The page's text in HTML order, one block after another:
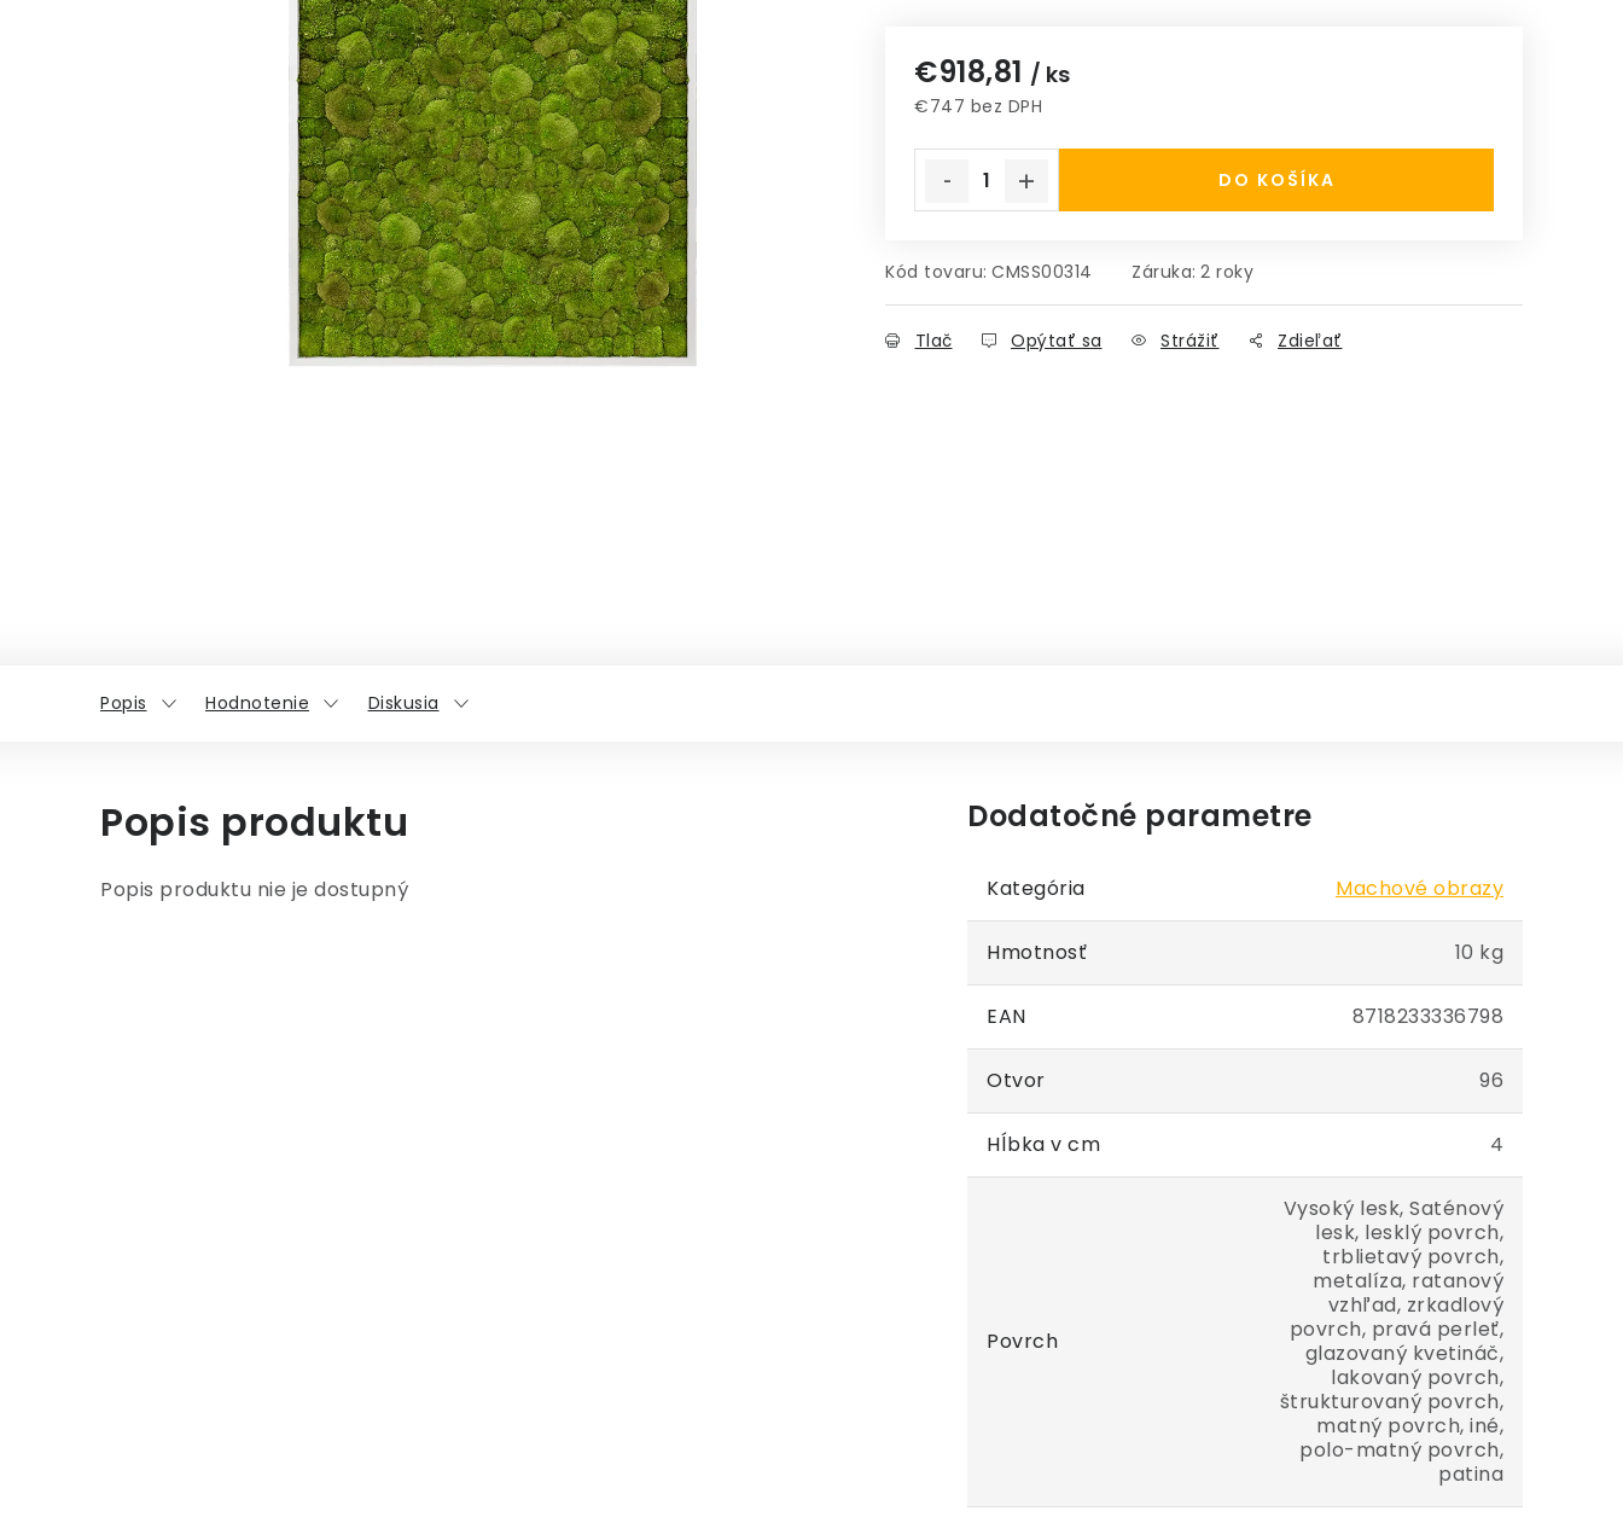
€918,81 / ks
€747 bez DPH
DO KOŠÍKA
Kód tovaru: CMSS00314 Záruka: 2 roky
Tlač Opýtať sa Strážiť Zdieľať
Popis Hodnotenie Diskusia
Popis produktu
Popis produktu nie je dostupný
Dodatočné parametre
Kategória Machové obrazy
Hmotnosť 10 kg
EAN 8718233336798
Otvor 96
Hĺbka v cm 4
Povrch
Vysoký lesk, Saténový
lesk, lesklý povrch,
trblietavý povrch,
metalíza, ratanový
vzhľad, zrkadlový
povrch, pravá perleť,
glazovaný kvetináč,
lakovaný povrch,
štrukturovaný povrch,
matný povrch, iné,
polo-matný povrch,
patina